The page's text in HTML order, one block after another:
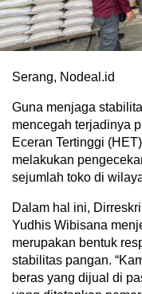
Serang, Nodeal.id
Guna menjaga
mencegah terjadinya
Eceran Tertinggi
melakukan
sejumlah toko di
Dalam hal ini,
Yudhis Wibisana
merupakan bentuk
stabilitas pangan.
beras yang dijual di